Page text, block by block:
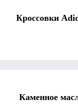
Кроссовки
Каменное